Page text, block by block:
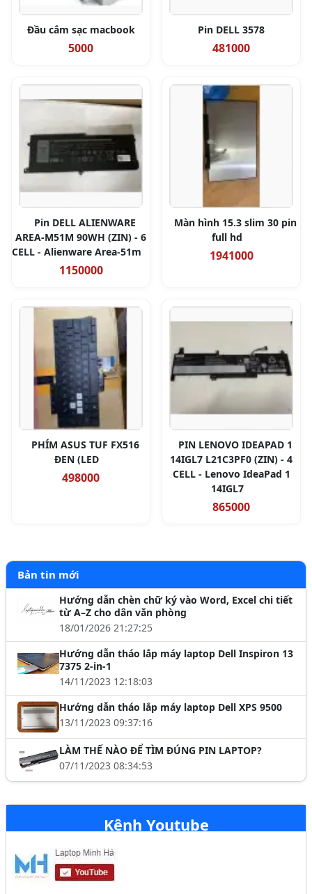
Đầu cắm sạc macbook
5000
Pin DELL 3578
481000
Pin DELL ALIENWARE
AREA-M51M 90WH (ZIN) - 6
CELL - Alienware Area-51m
1150000
Màn hình 15.3 slim 30 pin
full hd
1941000
PHÍM ASUS TUF FX516
ĐEN (LED
498000
PIN LENOVO IDEAPAD 1
14IGL7 L21C3PF0 (ZIN) - 4
CELL - Lenovo IdeaPad 1
14IGL7
865000
Bản tin mới
Hướng dẫn chèn chữ ký vào Word, Excel chi tiết
từ A–Z cho dân văn phòng
18/01/2026 21:27:25
Hướng dẫn tháo lắp máy laptop Dell Inspiron 13
7375 2-in-1
14/11/2023 12:18:03
Hướng dẫn tháo lắp máy laptop Dell XPS 9500
13/11/2023 09:37:16
LÀM THẾ NÀO ĐỂ TÌM ĐÚNG PIN LAPTOP?
07/11/2023 08:34:53
Kênh Youtube